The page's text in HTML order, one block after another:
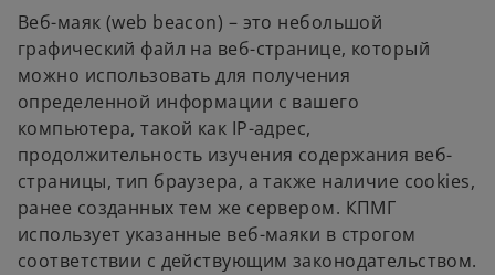
w
Веб-маяк (web beacon) – это небольшой
графический файл на веб-странице, который
можно использовать для получения
определенной информации с вашего
компьютера, такой как IP-адрес,
продолжительность изучения содержания веб-
страницы, тип браузера, а также наличие cookies,
ранее созданных тем же сервером. КПМГ
использует указанные веб-маяки в строгом
соответствии с действующим законодательством.